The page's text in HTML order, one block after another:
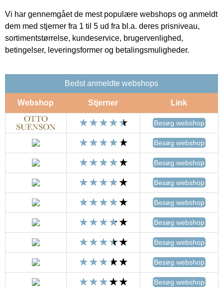
Vi har gennemgået de mest populære webshops og anmeldt
dem med stjerner fra 1 til 5 ud fra bl.a. deres prisniveau,
sortimentstørrelse, kundeservice, brugervenlighed,
betingelser, leveringsformer og betalingsmuligheder.
Bedst anmeldte webshops
Webshop Stjerner Link
Besøg webshop
Besøg webshop
Besøg webshop
Besøg webshop
Besøg webshop
Besøg webshop
Besøg webshop
Besøg webshop
Besøg webshop